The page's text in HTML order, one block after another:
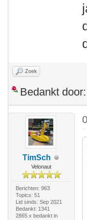
Zoek
Bedankt door:
TimSch
Velonaut
Berichten: 963
Topics: 51
Lid sinds: Sep 2021
Bedankt: 1341
2865 x bedankt in